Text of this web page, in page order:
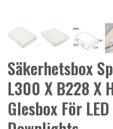
Säkerhetsbox
L300 X B228 X
Glesbox För LED